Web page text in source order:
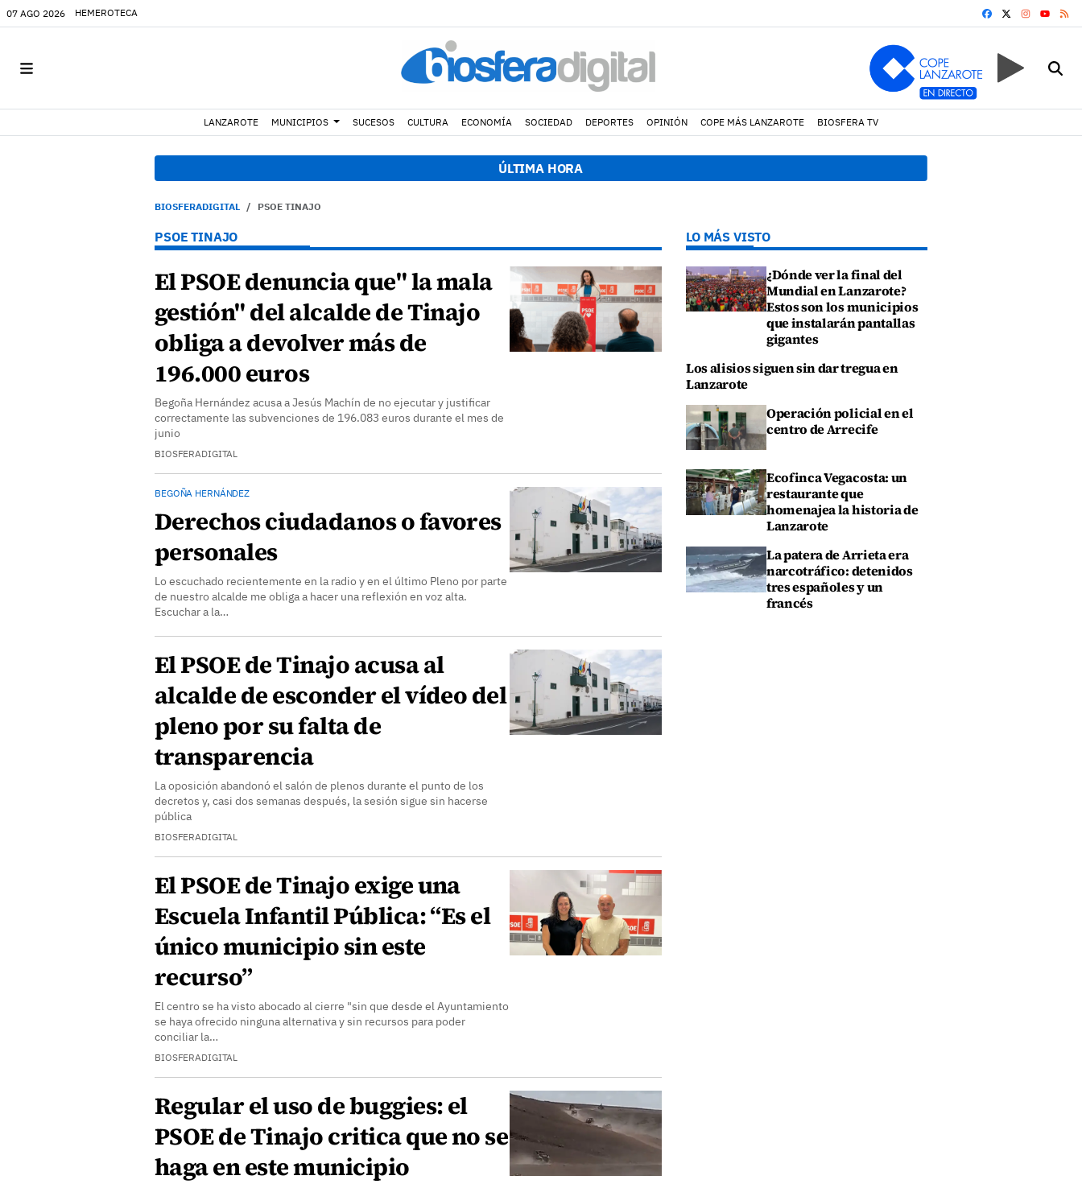
07 AGO 2026 HEMEROTECA FACEBOOK
YOUTUBE
LANZAROTE MUNICIPIOS SUCESOS CULTURA ECONOMÍA SOCIEDAD DEPORTES OPINIÓN COPE MÁS LANZAROTE BIOSFERA TV
ÚLTIMA HORA
BIOSFERADIGITAL PSOE TINAJO
PSOE TINAJO
El PSOE denuncia que" la mala
gestión" del alcalde de Tinajo
obliga a devolver más de
196.000 euros
Begoña Hernández acusa a Jesús Machín de no ejecutar y justificar
correctamente las subvenciones de 196.083 euros durante el mes de
junio
BIOSFERADIGITAL
BEGOÑA HERNÁNDEZ
Derechos ciudadanos o favores
personales
Lo escuchado recientemente en la radio y en el último Pleno por parte
de nuestro alcalde me obliga a hacer una reflexión en voz alta.
Escuchar a la…
El PSOE de Tinajo acusa al
alcalde de esconder el vídeo del
pleno por su falta de
transparencia
La oposición abandonó el salón de plenos durante el punto de los
decretos y, casi dos semanas después, la sesión sigue sin hacerse
pública
BIOSFERADIGITAL
El PSOE de Tinajo exige una
Escuela Infantil Pública: “Es el
único municipio sin este
recurso”
El centro se ha visto abocado al cierre "sin que desde el Ayuntamiento
se haya ofrecido ninguna alternativa y sin recursos para poder
conciliar la…
BIOSFERADIGITAL
Regular el uso de buggies: el
PSOE de Tinajo critica que no se
haga en este municipio
LO MÁS VISTO
¿Dónde ver la final del
Mundial en Lanzarote?
Estos son los municipios
que instalarán pantallas
gigantes
Los alisios siguen sin dar tregua en
Lanzarote
Operación policial en el
centro de Arrecife
Ecofinca Vegacosta: un
restaurante que
homenajea la historia de
Lanzarote
La patera de Arrieta era
narcotráfico: detenidos
tres españoles y un
francés